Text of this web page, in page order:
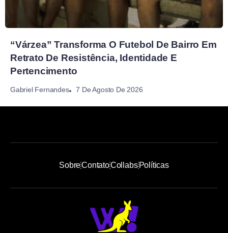
“Várzea” Transforma O Futebol De Bairro Em
Retrato De Resistência, Identidade E
Pertencimento
Gabriel Fernandes 7 De Agosto De 2026
SobreContatoCollabsPolíticas